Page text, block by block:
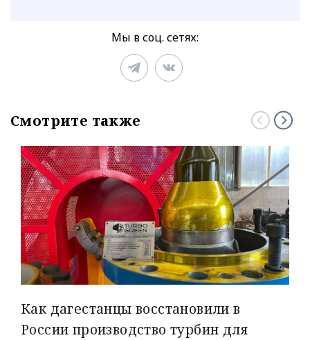
Мы в соц. сетях:
Смотрите также
Как дагестанцы восстановили в
России производство турбин для